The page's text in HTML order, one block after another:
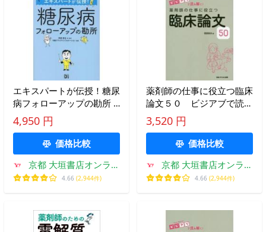
エキスパートが伝授！糖尿
病フォローアップの勘所 /
阿部真也
4,950 円
価格比較
京都 大垣書店オンライ
ン
4.66 (2,944件)
薬剤師の仕事に役立つ臨床
論文５０ ビジアブで読み
解く！ / 菅原 鉄矢 著
3,520 円
価格比較
京都 大垣書店オンライ
ン
4.66 (2,944件)